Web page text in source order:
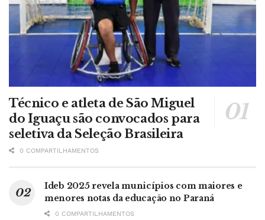
Técnico e atleta de São Miguel
do Iguaçu são convocados para
seletiva da Seleção Brasileira
0 COMPARTILHAMENTOS
Ideb 2025 revela municípios com maiores e
menores notas da educação no Paraná
0 COMPARTILHAMENTOS